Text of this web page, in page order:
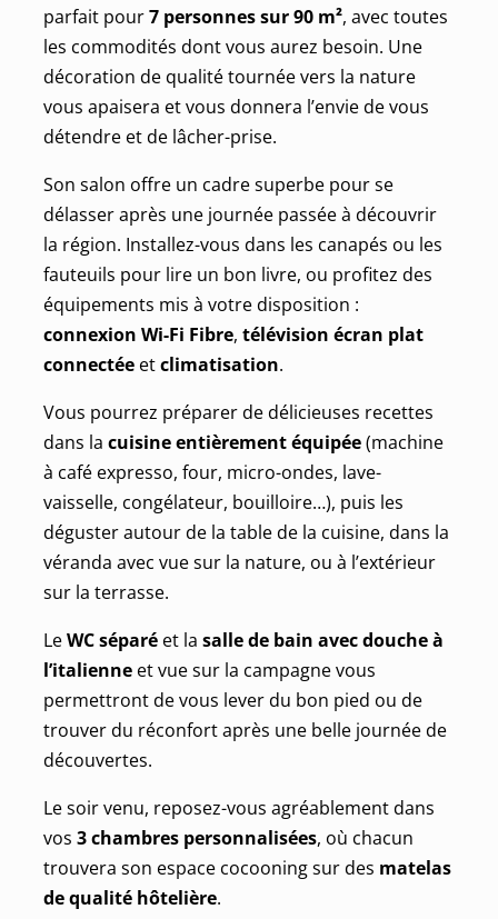
parfait pour7 personnes sur 90 m², avec toutes
les commodités dont vous aurez besoin. Une
décoration de qualité tournée vers la nature
vous apaisera et vous donnera l’envie de vous
détendre et de lâcher-prise.
Son salon offre un cadre superbe pour se
délasser après une journée passée à découvrir
la région. Installez-vous dans les canapés ou les
fauteuils pour lire un bon livre, ou profitez des
équipements mis à votre disposition :
connexion Wi-Fi Fibre, télévision écran plat
connectéeetclimatisation.
Vous pourrez préparer de délicieuses recettes
dans la cuisine entièrement équipée(machine
à café expresso, four, micro-ondes, lave-
vaisselle, congélateur, bouilloire…), puis les
déguster autour de la table de la cuisine, dans la
véranda avec vue sur la nature, ou à l’extérieur
sur la terrasse.
LeWC séparéet la salle de bain avec douche à
l’italienneet vue sur la campagne vous
permettront de vous lever du bon pied ou de
trouver du réconfort après une belle journée de
découvertes.
Le soir venu, reposez-vous agréablement dans
vos 3 chambres personnalisées, où chacun
trouvera son espace cocooning sur des matelas
de qualité hôtelière.